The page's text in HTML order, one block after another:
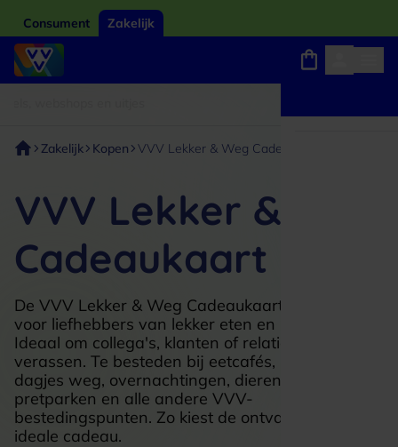
Consument Zakelijk
Zakelijk Kopen VVV Lekker & Weg Cadeaukaart
VVV Lekker & Weg
Cadeaukaart
De VVV Lekker & Weg Cadeaukaart is perfect
voor liefhebbers van lekker eten en leuke uitjes.
Ideaal om collega's, klanten of relaties te
verassen. Te besteden bij eetcafés, restaurants,
dagjes weg, overnachtingen, dierentuinen,
pretparken en alle andere VVV-
bestedingspunten. Zo kiest de ontvanger zelf het
ideale cadeau.